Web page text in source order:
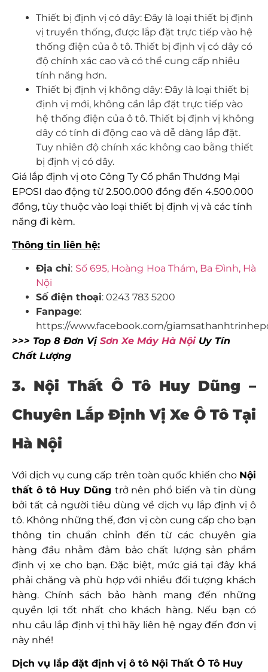
Thiết bị định vị có dây: Đây là loại thiết bị định
vị truyền thống, được lắp đặt trực tiếp vào hệ
thống điện của ô tô. Thiết bị định vị có dây có
độ chính xác cao và có thể cung cấp nhiều
tính năng hơn.
Thiết bị định vị không dây: Đây là loại thiết bị
định vị mới, không cần lắp đặt trực tiếp vào
hệ thống điện của ô tô. Thiết bị định vị không
dây có tính di động cao và dễ dàng lắp đặt.
Tuy nhiên độ chính xác không cao bằng thiết
bị định vị có dây.
Giá lắp định vị oto Công Ty Cổ phần Thương Mại
EPOSI dao động từ 2.500.000 đồng đến 4.500.000
đồng, tùy thuộc vào loại thiết bị định vị và các tính
năng đi kèm.
Thông tin liên hệ:
Địa chỉ: Số 695, Hoàng Hoa Thám, Ba Đình, Hà
Nội
Số điện thoại: 0243 783 5200
Fanpage:
https://www.facebook.com/
>>> Top 8 Đơn Vị Sơn Xe Máy Hà NộiUy Tín
Chất Lượng
3. Nội Thất Ô Tô Huy Dũng –
Chuyên Lắp Định Vị Xe Ô Tô Tại
Hà Nội
Với dịch vụ cung cấp trên toàn quốc khiến cho Nội
thất ô tô Huy Dũng trở nên phổ biến và tin dùng
bởi tất cả người tiêu dùng về dịch vụ lắp định vị ô
tô. Không những thế, đơn vị còn cung cấp cho bạn
thông tin chuẩn chỉnh đến từ các chuyên gia
hàng đầu nhằm đảm bảo chất lượng sản phẩm
định vị xe cho bạn. Đặc biệt, mức giá tại đây khá
phải chăng và phù hợp với nhiều đối tượng khách
hàng. Chính sách bảo hành mang đến những
quyền lợi tốt nhất cho khách hàng. Nếu bạn có
nhu cầu lắp định vị thì hãy liên hệ ngay đến đơn vị
này nhé!
Dịch vụ lắp đặt định vị ô tô Nội Thất Ô Tô Huy